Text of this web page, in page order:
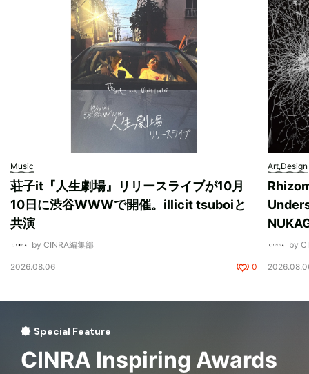
Music
荘子it『人生劇場』リリースライブが10月
10日に渋谷WWWで開催。illicit tsuboiと
共演
by CINRA編集部
2026.08.06 0
Art,Design
by
Special Feature
CINRA Inspiring Awards